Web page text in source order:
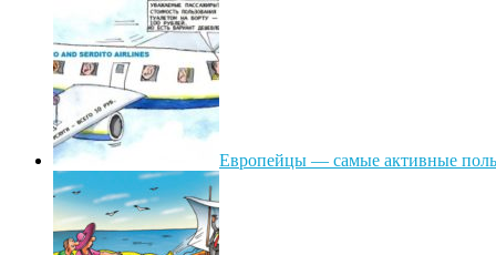
Европейцы — самые активные